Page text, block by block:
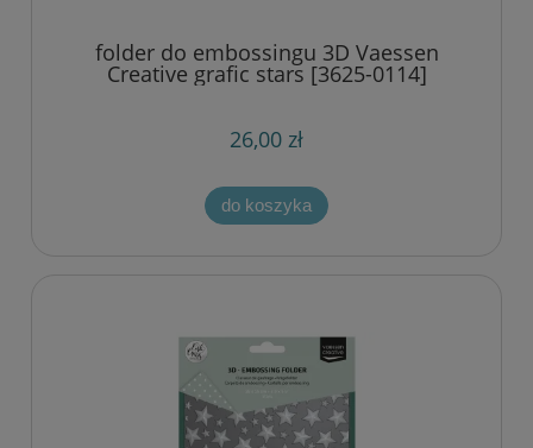
folder do embossingu 3D Vaessen
Creative grafic stars [3625-0114]
26,00 zł
do koszyka